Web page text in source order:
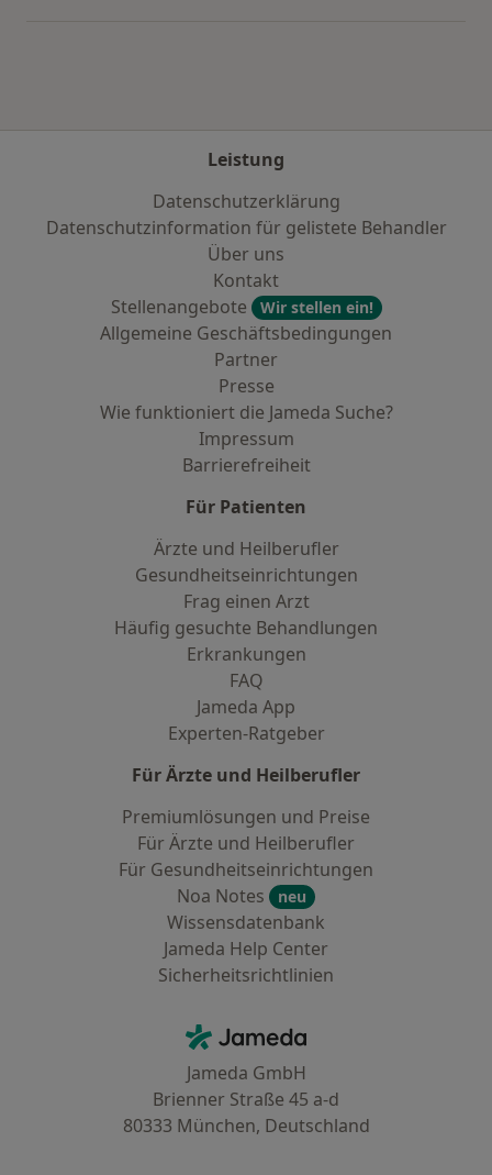
Leistung
Datenschutzerklärung
Datenschutzinformation für gelistete Behandler
Über uns
Kontakt
Stellenangebote
Wir stellen ein!
Allgemeine Geschäftsbedingungen
Partner
Presse
Wie funktioniert die Jameda Suche?
Impressum
Barrierefreiheit
Für Patienten
Ärzte und Heilberufler
Gesundheitseinrichtungen
Frag einen Arzt
Häufig gesuchte Behandlungen
Erkrankungen
FAQ
Jameda App
Experten-Ratgeber
Für Ärzte und Heilberufler
Premiumlösungen und Preise
Für Ärzte und Heilberufler
Für Gesundheitseinrichtungen
Noa Notes
neu
Wissensdatenbank
Jameda Help Center
Sicherheitsrichtlinien
Jameda - Startseite
Jameda GmbH
Brienner Straße 45 a-d
80333 München, Deutschland